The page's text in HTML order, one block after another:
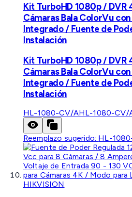
Kit TurboHD 1080p / DVR
Cámaras Bala ColorVu
Integrado / Fuente de
Instalación
Kit TurboHD 1080p / DVR
Cámaras Bala ColorVu
Integrado / Fuente de
Instalación
HL-1080-CV/AHL-1080-CV/
Reemplazo sugerido: HL-
HIKVISION